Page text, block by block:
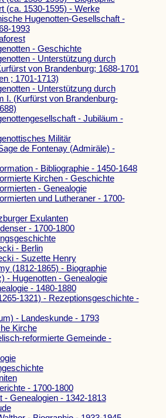
(ca. 1530-1595) - Werke
Hugenotten-Gesellschaft -
1993
- Geschichte
- Unterstützung durch
von Brandenburg; 1688-1701
; 1701-1713)
- Unterstützung durch
I. (Kurfürst von Brandenburg-
- Jubiläum -
Militär
de Fontenay (Admiräle) -
- Bibliographie - 1450-1648
Kirchen - Geschichte
- Genealogie
und Lutheraner - 1700-
Exulanten
- 1700-1800
- Berlin
- Suzette Henry
(1812-1865) - Biographie
- Hugenotten - Genealogie
- 1480-1880
1321) - Rezeptionsgeschichte -
- Landeskunde - 1793
Kirche
reformierte Gemeinde -
- 1700-1800
- Genealogien - 1342-1813